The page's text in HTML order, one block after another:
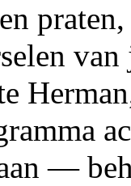
praten,
—